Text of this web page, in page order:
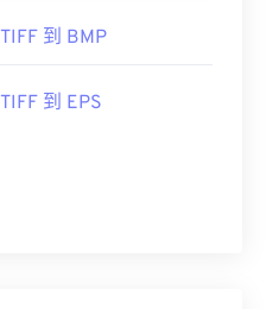
TIFF 到 BMP
TIFF 到 EPS